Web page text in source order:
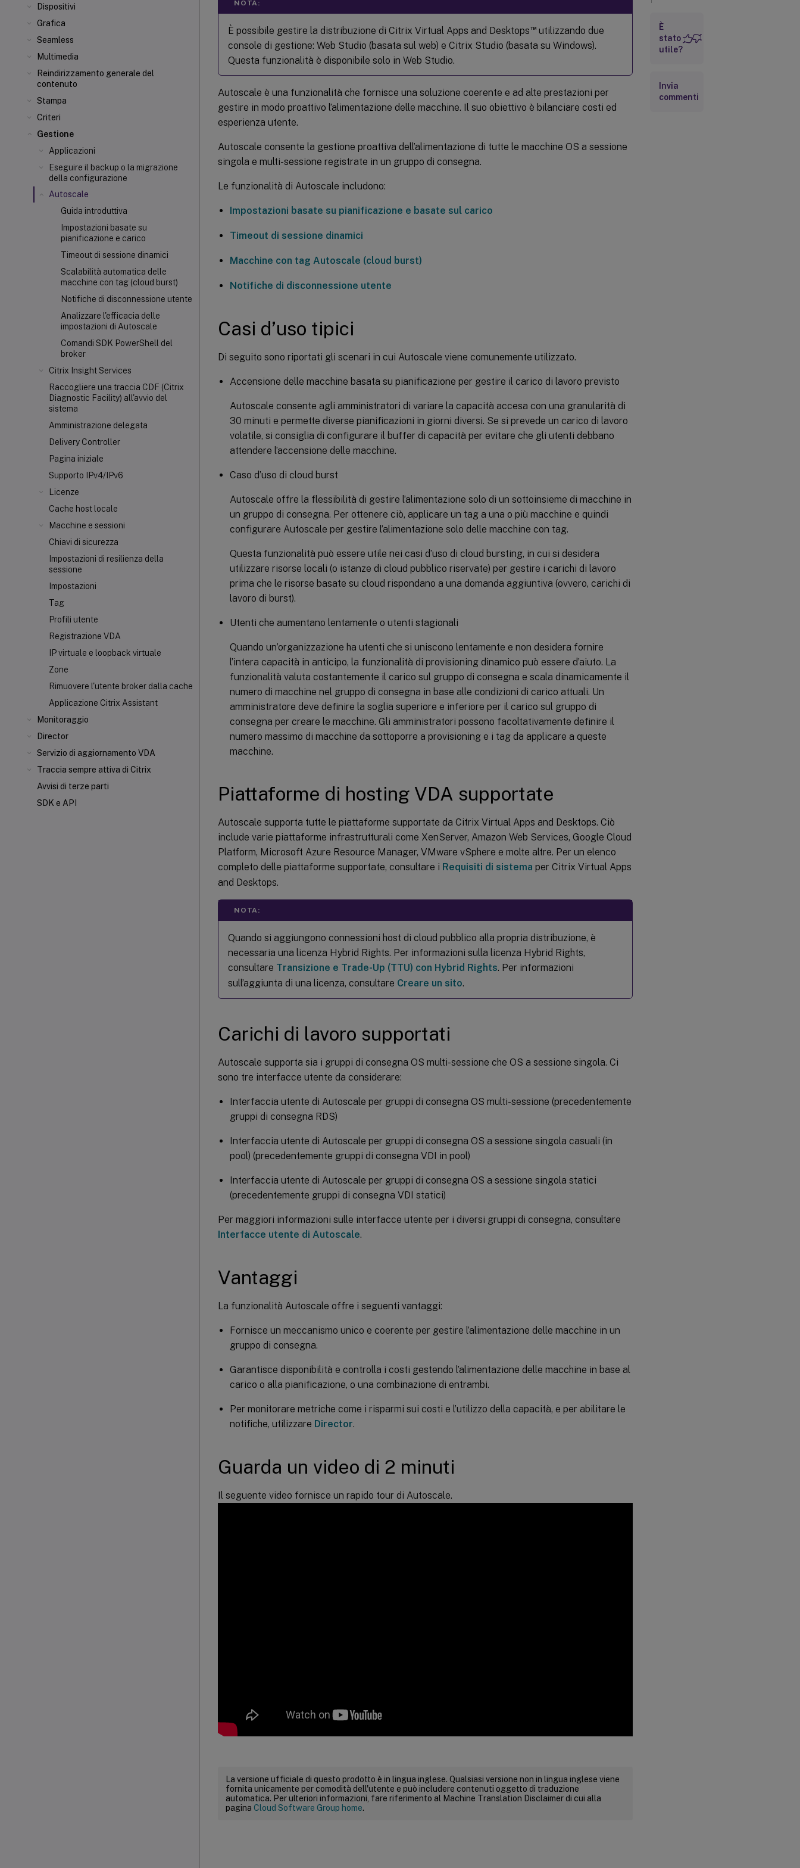
Dispositivi
Grafica
Seamless
Multimedia
Reindirizzamento generale del
contenuto
Stampa
Criteri
Gestione
Applicazioni
Eseguire il backup o la migrazione
della configurazione
Autoscale
Guida introduttiva
Impostazioni basate su
pianificazione e carico
Timeout di sessione dinamici
Scalabilità automatica delle
macchine con tag (cloud burst)
Notifiche di disconnessione utente
Analizzare l'efficacia delle
impostazioni di Autoscale
Comandi SDK PowerShell del
broker
Citrix Insight Services
Raccogliere una traccia CDF (Citrix
Diagnostic Facility) all'avvio del
sistema
Amministrazione delegata
Delivery Controller
Pagina iniziale
Supporto IPv4/IPv6
Licenze
Cache host locale
Macchine e sessioni
Chiavi di sicurezza
Impostazioni di resilienza della
sessione
Impostazioni
Tag
Profili utente
Registrazione VDA
IP virtuale e loopback virtuale
Zone
Rimuovere l'utente broker dalla cache
Applicazione Citrix Assistant
Monitoraggio
Director
Servizio di aggiornamento VDA
Traccia sempre attiva di Citrix
Avvisi di terze parti
SDK e API
NOTA:
È possibile gestire la distribuzione di Citrix Virtual Apps and Desktops™utilizzando due
console di gestione: Web Studio (basata sul web) e Citrix Studio (basata su Windows).
Questa funzionalità è disponibile solo in Web Studio.
Autoscale è una funzionalità che fornisce una soluzione coerente e ad alte prestazioni per
gestire in modo proattivo l’alimentazione delle macchine. Il suo obiettivo è bilanciare costi ed
esperienza utente.
Autoscale consente la gestione proattiva dell’alimentazione di tutte le macchine OS a sessione
singola e multi-sessione registrate in un gruppo di consegna.
Le funzionalità di Autoscale includono:
Impostazioni basate su pianificazione e basate sul carico
Timeout di sessione dinamici
Macchine con tag Autoscale (cloud burst)
Notifiche di disconnessione utente
Casi d’uso tipici
Di seguito sono riportati gli scenari in cui Autoscale viene comunemente utilizzato.
Accensione delle macchine basata su pianificazione per gestire il carico di lavoro previsto
Autoscale consente agli amministratori di variare la capacità accesa con una granularità di
30 minuti e permette diverse pianificazioni in giorni diversi. Se si prevede un carico di lavoro
volatile, si consiglia di configurare il buffer di capacità per evitare che gli utenti debbano
attendere l’accensione delle macchine.
Caso d’uso di cloud burst
Autoscale offre la flessibilità di gestire l’alimentazione solo di un sottoinsieme di macchine in
un gruppo di consegna. Per ottenere ciò, applicare un tag a una o più macchine e quindi
configurare Autoscale per gestire l’alimentazione solo delle macchine con tag.
Questa funzionalità può essere utile nei casi d’uso di cloud bursting, in cui si desidera
utilizzare risorse locali (o istanze di cloud pubblico riservate) per gestire i carichi di lavoro
prima che le risorse basate su cloud rispondano a una domanda aggiuntiva (ovvero, carichi di
lavoro di burst).
Utenti che aumentano lentamente o utenti stagionali
Quando un’organizzazione ha utenti che si uniscono lentamente e non desidera fornire
l’intera capacità in anticipo, la funzionalità di provisioning dinamico può essere d’aiuto. La
funzionalità valuta costantemente il carico sul gruppo di consegna e scala dinamicamente il
numero di macchine nel gruppo di consegna in base alle condizioni di carico attuali. Un
amministratore deve definire la soglia superiore e inferiore per il carico sul gruppo di
consegna per creare le macchine. Gli amministratori possono facoltativamente definire il
numero massimo di macchine da sottoporre a provisioning e i tag da applicare a queste
macchine.
Piattaforme di hosting VDA supportate
Autoscale supporta tutte le piattaforme supportate da Citrix Virtual Apps and Desktops. Ciò
include varie piattaforme infrastrutturali come XenServer, Amazon Web Services, Google Cloud
Platform, Microsoft Azure Resource Manager, VMware vSphere e molte altre. Per un elenco
completo delle piattaforme supportate, consultare i Requisiti di sistema per Citrix Virtual Apps
and Desktops.
NOTA:
Quando si aggiungono connessioni host di cloud pubblico alla propria distribuzione, è
necessaria una licenza Hybrid Rights. Per informazioni sulla licenza Hybrid Rights,
consultare Transizione e Trade-Up (TTU) con Hybrid Rights. Per informazioni
sull’aggiunta di una licenza, consultare Creare un sito.
Carichi di lavoro supportati
Autoscale supporta sia i gruppi di consegna OS multi-sessione che OS a sessione singola. Ci
sono tre interfacce utente da considerare:
Interfaccia utente di Autoscale per gruppi di consegna OS multi-sessione (precedentemente
gruppi di consegna RDS)
Interfaccia utente di Autoscale per gruppi di consegna OS a sessione singola casuali (in
pool) (precedentemente gruppi di consegna VDI in pool)
Interfaccia utente di Autoscale per gruppi di consegna OS a sessione singola statici
(precedentemente gruppi di consegna VDI statici)
Per maggiori informazioni sulle interfacce utente per i diversi gruppi di consegna, consultare
Interfacce utente di Autoscale.
Vantaggi
La funzionalità Autoscale offre i seguenti vantaggi:
Fornisce un meccanismo unico e coerente per gestire l’alimentazione delle macchine in un
gruppo di consegna.
Garantisce disponibilità e controlla i costi gestendo l’alimentazione delle macchine in base al
carico o alla pianificazione, o una combinazione di entrambi.
Per monitorare metriche come i risparmi sui costi e l’utilizzo della capacità, e per abilitare le
notifiche, utilizzare Director.
Guarda un video di 2 minuti
Il seguente video fornisce un rapido tour di Autoscale.
La versione ufficiale di questo prodotto è in lingua inglese. Qualsiasi versione non in lingua inglese viene
fornita unicamente per comodità dell'utente e può includere contenuti oggetto di traduzione
automatica. Per ulteriori informazioni, fare riferimento al Machine Translation Disclaimer di cui alla
pagina Cloud Software Group home.
lavoro
supportati
Guarda
È
stato
utile?
Invia
commenti